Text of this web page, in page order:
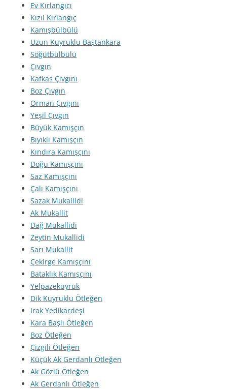
Ev Kırlangıcı
Kızıl Kırlangıç
Kamışbülbülü
Uzun Kuyruklu Baştankara
Söğütbülbülü
Çıvgın
Kafkas Çıvgını
Boz Çıvgın
Orman Çıvgını
Yeşil Çıvgın
Büyük Kamışçın
Bıyıklı Kamışçın
Kındıra Kamışçını
Doğu Kamışçını
Saz Kamışçını
Çalı Kamışçını
Sazak Mukallidi
Ak Mukallit
Dağ Mukallidi
Zeytin Mukallidi
Sarı Mukallit
Çekirge Kamışçını
Bataklık Kamışçını
Yelpazekuyruk
Dik Kuyruklu Ötleğen
Irak Yedikardeşi
Kara Başlı Ötleğen
Boz Ötleğen
Çizgili Ötleğen
Küçük Ak Gerdanlı Ötleğen
Ak Gözlü Ötleğen
Ak Gerdanlı Ötleğen